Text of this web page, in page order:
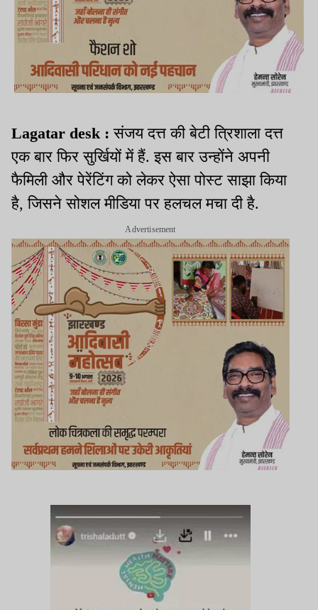
Lagatar desk : संजय दत्त की बेटी त्रिशाला दत्त
एक बार फिर सुर्खियों में हैं. इस बार उन्होंने अपनी
फैमिली और पेरेंटिंग को लेकर ऐसा पोस्ट साझा किया
है, जिसने सोशल मीडिया पर हलचल मचा दी है.
Advertisement